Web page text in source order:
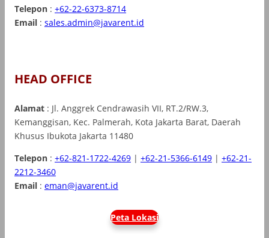
Telepon : +62-22-6373-8714
Email : sales.admin@javarent.id
HEAD OFFICE
Alamat : Jl. Anggrek Cendrawasih VII, RT.2/RW.3,
Kemanggisan, Kec. Palmerah, Kota Jakarta Barat, Daerah
Khusus Ibukota Jakarta 11480
Telepon : +62-821-1722-4269 | +62-21-5366-6149 | +62-21-
2212-3460
Email : eman@javarent.id
Peta Lokasi